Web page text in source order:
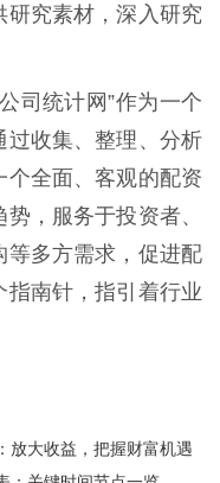
究素材，深入研究
司统计网”作为一个
过收集、整理、分析
全面、客观的配资
，服务于投资者、
等多方需求，促进配
指南针，指引着行业
放大收益，把握财富机遇